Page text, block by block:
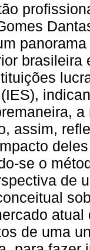
assim,
se o
de
de uma